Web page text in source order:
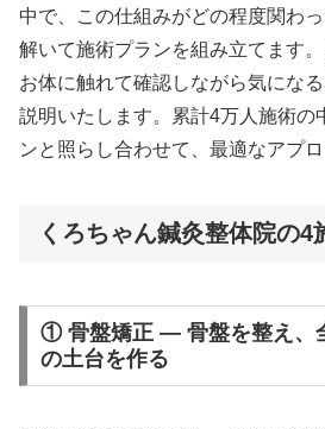
中で、この仕組みがどの程度関わ
解いて施術プランを組み立てます
お体に触れて確認しながら気にな
説明いたします。累計4万人施術の
ンと照らし合わせて、最適なアプ
くろちゃん鍼灸整体院の4
① 骨盤矯正 — 骨盤を整え、
の土台を作る